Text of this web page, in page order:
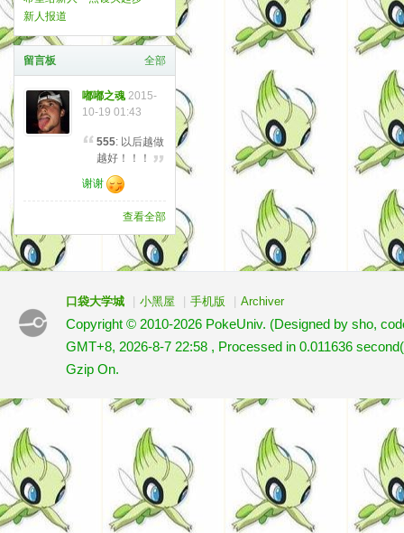
新人报道
留言板 全部
嘟嘟之魂 2015-
10-19 01:43
555: 以后越做
越好！！！
谢谢
查看全部
口袋大学城 小黑屋 手机版 Archiver
Copyright © 2010-2026 PokeUniv. (Designed by sho,
GMT+8, 2026-8-7 22:58 , Processed in 0.011636
Gzip On.